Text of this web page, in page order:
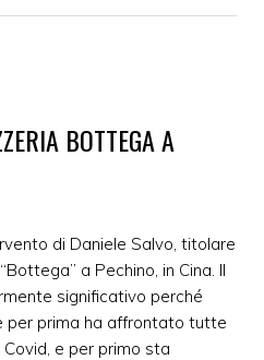
BOTTEGA A
di Daniele Salvo, titolare
a Pechino, in Cina. Il
significativo perché
per prima ha affrontato tutte
e per primo sta